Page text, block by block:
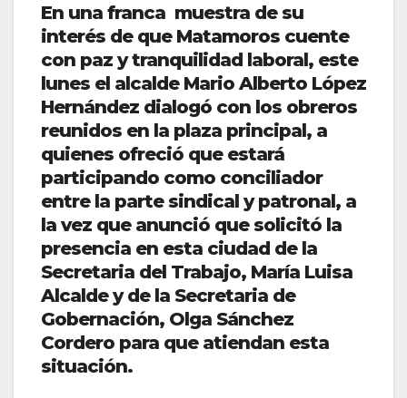
En una franca muestra de su
interés de que Matamoros cuente
con paz y tranquilidad laboral, este
lunes el alcalde Mario Alberto López
Hernández dialogó con los obreros
reunidos en la plaza principal, a
quienes ofreció que estará
participando como conciliador
entre la parte sindical y patronal, a
la vez que anunció que solicitó la
presencia en esta ciudad de la
Secretaria del Trabajo, María Luisa
Alcalde y de la Secretaria de
Gobernación, Olga Sánchez
Cordero para que atiendan esta
situación.